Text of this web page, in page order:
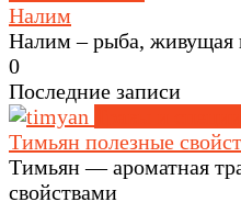
Налим
Налим – рыба, живущая
0
Последние записи
Тимьян полезные
Тимьян — ароматная
свойствами